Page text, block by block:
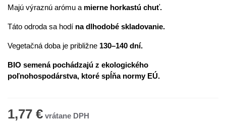
Majú výraznú arómu a mierne horkastú chuť.
Táto odroda sa hodí na dlhodobé skladovanie.
Vegetačná doba je približne 130–140 dní.
BIO semená pochádzajú z ekologického
poľnohospodárstva, ktoré spĺňa normy EÚ.
1,77 €